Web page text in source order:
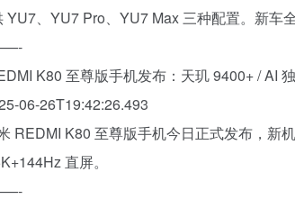
YU7、YU7 Pro、YU7 Max 三种配置。新车
K80 至尊版手机发布：天玑 9400+ / AI
06-26T19:42:26.493
REDMI K80 至尊版手机今日正式发布，新
直屏。